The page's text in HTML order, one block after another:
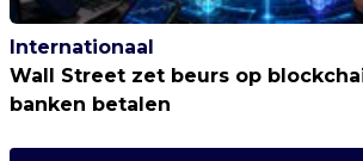
Internationaal
Wall Street zet beurs op
banken betalen